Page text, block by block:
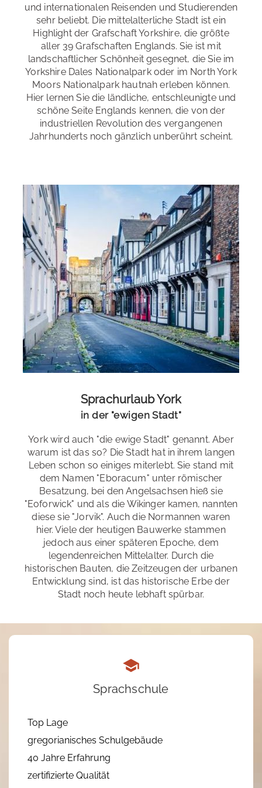
und internationalen Reisenden und Studierenden
sehr beliebt. Die mittelalterliche Stadt ist ein
Highlight der Grafschaft Yorkshire, die größte
aller 39 Grafschaften Englands. Sie ist mit
landschaftlicher Schönheit gesegnet, die Sie im
Yorkshire Dales Nationalpark oder im North York
Moors Nationalpark hautnah erleben können.
Hier lernen Sie die ländliche, entschleunigte und
schöne Seite Englands kennen, die von der
industriellen Revolution des vergangenen
Jahrhunderts noch gänzlich unberührt scheint.
Sprachurlaub York
in der "ewigen Stadt"
York wird auch "die ewige Stadt" genannt. Aber
warum ist das so? Die Stadt hat in ihrem langen
Leben schon so einiges miterlebt. Sie stand mit
dem Namen "Eboracum" unter römischer
Besatzung, bei den Angelsachsen hieß sie
"Eoforwick" und als die Wikinger kamen, nannten
diese sie "Jorvik". Auch die Normannen waren
hier. Viele der heutigen Bauwerke stammen
jedoch aus einer späteren Epoche, dem
legendenreichen Mittelalter. Durch die
historischen Bauten, die Zeitzeugen der urbanen
Entwicklung sind, ist das historische Erbe der
Stadt noch heute lebhaft spürbar.
Sprachschule
Top Lage
gregorianisches Schulgebäude
40 Jahre Erfahrung
zertifizierte Qualität
Restaurants und Cafés : in unmittelbarer Nähe
Einkaufsmöglichkeiten: in unmittelbarer Nähe
Sightseeing: in unmittelbarer Nähe
Abendaktivitäten, wie Kino- und Theaterabende,
Bowling, Tanzen oder Fußball